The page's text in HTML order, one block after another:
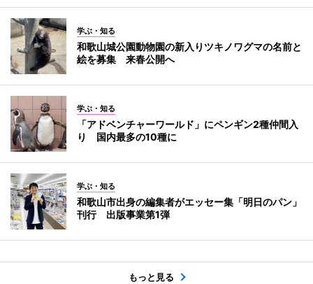
学ぶ・知る
和歌山城公園動物園の新入りツキノワグマの名前と
絵を募集 来春公開へ
学ぶ・知る
「アドベンチャーワールド」にペンギン2種仲間入
り 国内最多の10種に
学ぶ・知る
和歌山市出身の編集者がエッセー集「明日のパン」
刊行 出版事業第1弾
もっと見る